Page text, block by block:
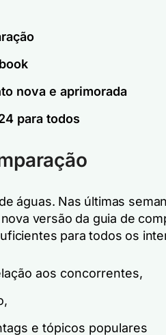
nova e aprimorada
para todos
águas. Nas últimas
versão da guia de
para todos os
aos concorrentes,
e tópicos populares